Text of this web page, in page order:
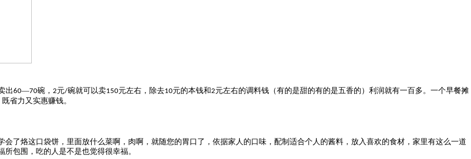
出60—70碗， 2元/碗就可以卖150元左右，除去10元的本钱和2元左右的调料钱（有的是甜的有的是五香的）利润就有一百多。一个早餐摊
省力又实惠赚钱。
了烙这口袋饼，里面放什么菜啊，肉啊，就随您的胃口了，依据家人的口味，配制适合个人的酱料，放入喜欢的食材，家里有这么一道
包围，吃的人是不是也觉得很幸福。